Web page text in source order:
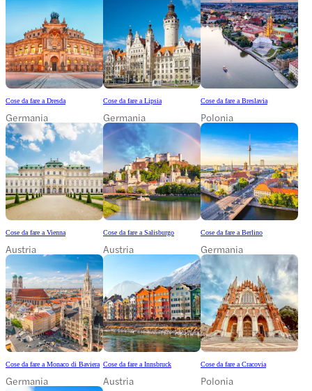
Cose da fare a Dresda
Germania
Cose da fare a Lipsia
Germania
Cose da fare a Breslavia
Polonia
Cose da fare a Vienna
Austria
Cose da fare a Salisburgo
Austria
Cose da fare a Berlino
Germania
Cose da fare a Monaco di Baviera
Germania
Cose da fare a Innsbruck
Austria
Cose da fare a Cracovia
Polonia